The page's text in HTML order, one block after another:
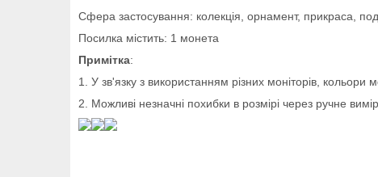
Сфера застосування: колекція, орнамент, прикраса,
Посилка містить: 1 монета
Примітка:
1. У зв'язку з використанням різних моніторів, кольори
2. Можливі незначні похибки в розмірі через ручне